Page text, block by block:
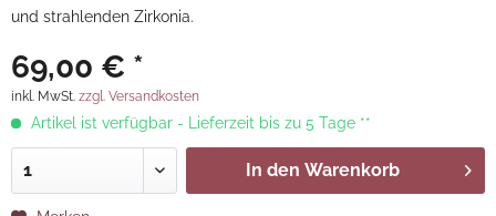
und strahlenden Zirkonia.
69,00 € *
inkl. MwSt. zzgl. Versandkosten
Artikel ist verfügbar - Lieferzeit bis zu 5 Tage **
In den Warenkorb